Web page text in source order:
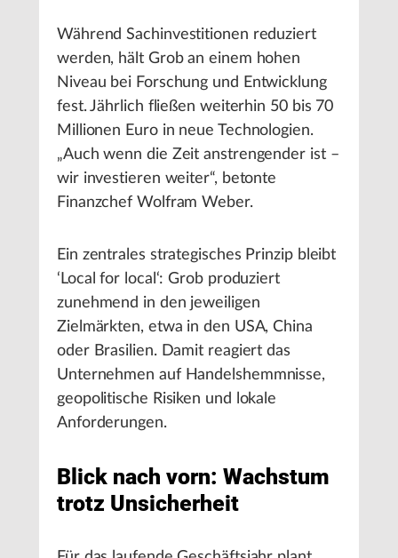
Während Sachinvestitionen reduziert
werden, hält Grob an einem hohen
Niveau bei Forschung und Entwicklung
fest. Jährlich fließen weiterhin 50 bis 70
Millionen Euro in neue Technologien.
„Auch wenn die Zeit anstrengender ist –
wir investieren weiter“, betonte
Finanzchef Wolfram Weber.
Ein zentrales strategisches Prinzip bleibt
‘Local for local‘: Grob produziert
zunehmend in den jeweiligen
Zielmärkten, etwa in den USA, China
oder Brasilien. Damit reagiert das
Unternehmen auf Handelshemmnisse,
geopolitische Risiken und lokale
Anforderungen.
Blick nach vorn: Wachstum
trotz Unsicherheit